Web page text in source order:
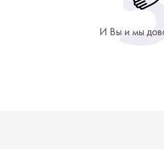
И Вы и мы